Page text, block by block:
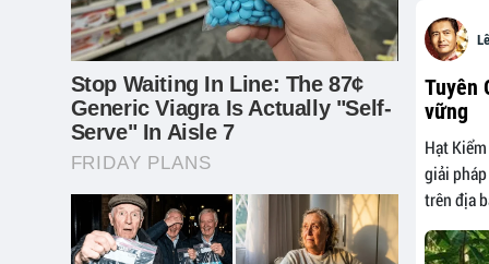
Tuyên
vững
Hạt
giải
trên địa